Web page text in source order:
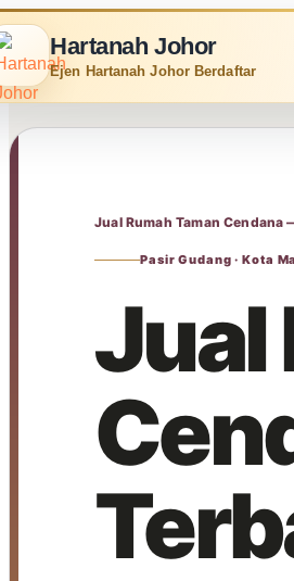
Hartanah Johor
Ejen Hartanah Johor Berdaftar
Jual Rumah Taman
Pasir Gudang · Kota
Jual